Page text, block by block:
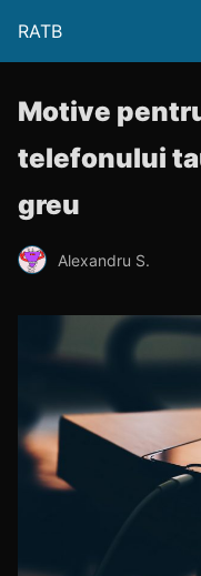
RATB
Motive
telefonului
greu
Alexandru S.